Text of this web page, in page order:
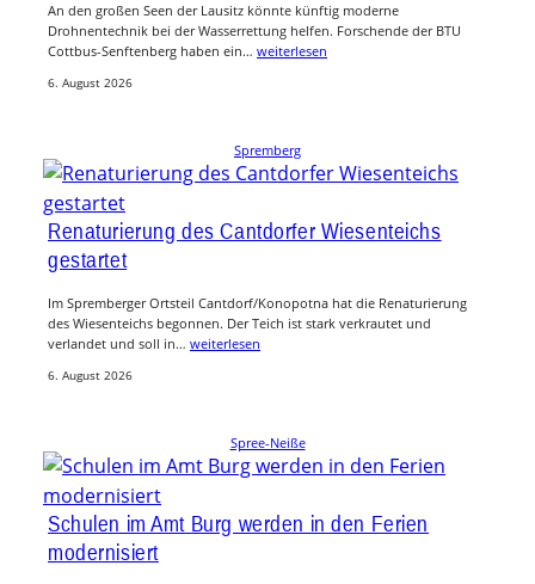
An den großen Seen der Lausitz könnte künftig moderne
Drohnentechnik bei der Wasserrettung helfen. Forschende der BTU
Cottbus-Senftenberg haben ein… weiterlesen
6. August 2026
Spremberg
Renaturierung des Cantdorfer Wiesenteichs
gestartet
Im Spremberger Ortsteil Cantdorf/Konopotna hat die Renaturierung
des Wiesenteichs begonnen. Der Teich ist stark verkrautet und
verlandet und soll in… weiterlesen
6. August 2026
Spree-Neiße
Schulen im Amt Burg werden in den Ferien
modernisiert